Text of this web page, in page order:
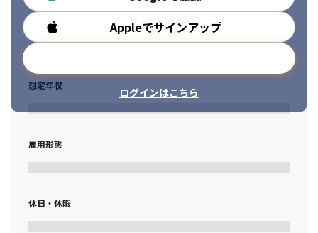
Appleでサインアップ
ログインはこちら
勤務時間
想定年収
雇用形態
休日・休暇